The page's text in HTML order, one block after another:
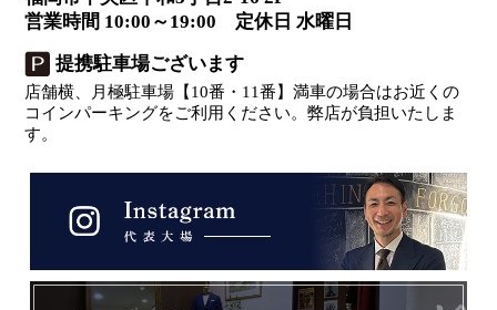
営業時間 10:00～19:00 定休日 水曜日
提携駐車場ございます
店舗横、月極駐車場【10番・11番】満車の場合はお近くの
コインパーキングをご利用ください。弊店が負担いたしま
す。